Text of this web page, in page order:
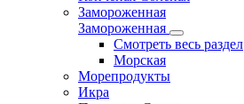
Замороженная
Замороженная
Смотреть весь раздел
Морская
Морепродукты
Икра